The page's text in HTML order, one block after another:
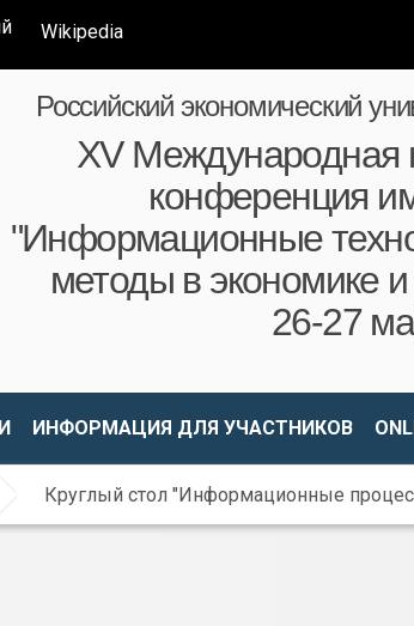
Wikipedia
Российский экономический
XV Международная
конференция
"Информационные
методы в экономике
26-27
ИНФОРМАЦИЯ ДЛЯ УЧАСТНИКОВ
Круглый стол "Информационные